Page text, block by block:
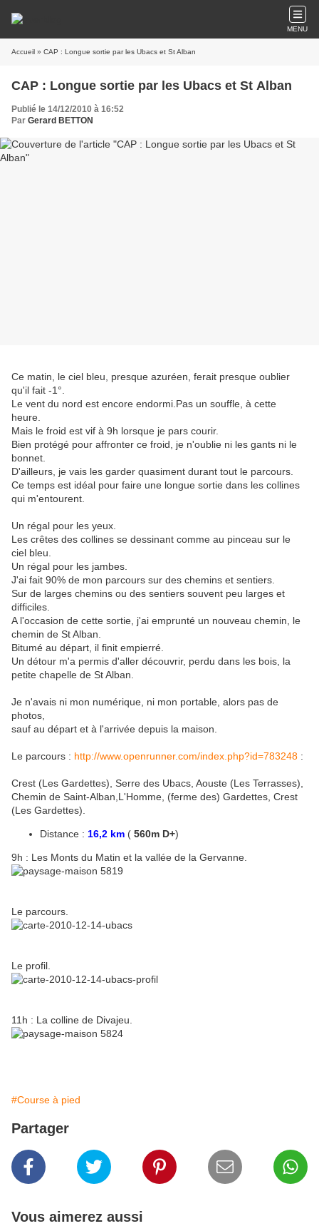
MENU
Accueil » CAP : Longue sortie par les Ubacs et St Alban
CAP : Longue sortie par les Ubacs et St Alban
Publié le 14/12/2010 à 16:52
Par Gerard BETTON
Ce matin, le ciel bleu, presque azuréen, ferait presque oublier
qu'il fait -1°.
Le vent du nord est encore endormi.Pas un souffle, à cette
heure.
Mais le froid est vif à 9h lorsque je pars courir.
Bien protégé pour affronter ce froid, je n'oublie ni les gants ni le
bonnet.
D'ailleurs, je vais les garder quasiment durant tout le parcours.
Ce temps est idéal pour faire une longue sortie dans les collines
qui m'entourent.
Un régal pour les yeux.
Les crêtes des collines se dessinant comme au pinceau sur le
ciel bleu.
Un régal pour les jambes.
J'ai fait 90% de mon parcours sur des chemins et sentiers.
Sur de larges chemins ou des sentiers souvent peu larges et
difficiles.
A l'occasion de cette sortie, j'ai emprunté un nouveau chemin, le
chemin de St Alban.
Bitumé au départ, il finit empierré.
Un détour m'a permis d'aller découvrir, perdu dans les bois, la
petite chapelle de St Alban.
Je n'avais ni mon numérique, ni mon portable, alors pas de
photos,
sauf au départ et à l'arrivée depuis la maison.
Le parcours : http://www.openrunner.com/index.php?id=783248 :
Crest (Les Gardettes), Serre des Ubacs, Aouste (Les Terrasses),
Chemin de Saint-Alban,L'Homme, (ferme des) Gardettes, Crest
(Les Gardettes).
Distance : 16,2 km ( 560m D+)
9h : Les Monts du Matin et la vallée de la Gervanne.
Le parcours.
Le profil.
11h : La colline de Divajeu.
#Course à pied
Partager
Vous aimerez aussi